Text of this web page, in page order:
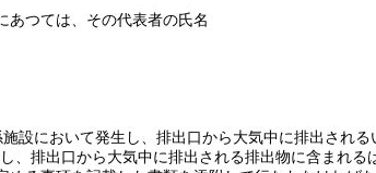
あつては、その代表者の氏名
設において発生し、排出口から大気中に排出され
、排出口から大気中に排出される排出物に含まれる